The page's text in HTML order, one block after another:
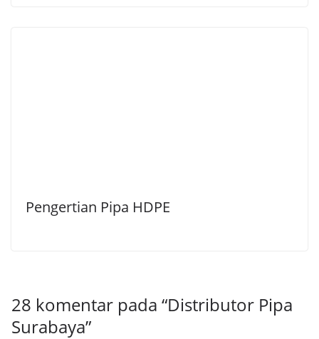
Pengertian Pipa HDPE
28 komentar pada “Distributor Pipa
Surabaya”